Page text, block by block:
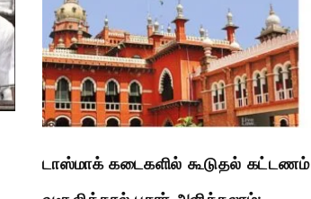
டாஸ்மாக் கடைகளில் கூடுதல் கட்டணம்